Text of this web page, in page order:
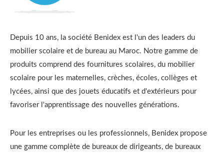
Depuis 10 ans, la société Benidex est l'un des leaders du
mobilier scolaire et de bureau au Maroc. Notre gamme de
produits comprend des fournitures scolaires, du mobilier
scolaire pour les maternelles, crèches, écoles, collèges et
lycées, ainsi que des jouets éducatifs et d'extérieurs pour
favoriser l'apprentissage des nouvelles générations.
Pour les entreprises ou les professionnels, Benidex propose
une gamme complète de bureaux de dirigeants, de bureaux